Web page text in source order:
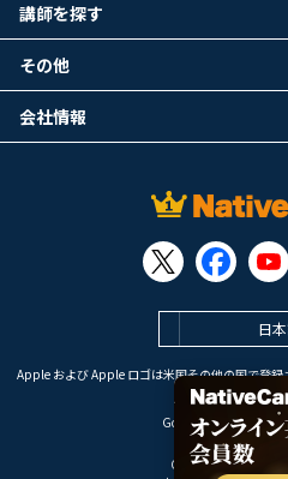
日
Apple および Apple ロゴは米国その他の国で登
Apple Inc. のサービ
Google Play は Google
Copyright © 2026 オ
講師を探す
その他
会社情報